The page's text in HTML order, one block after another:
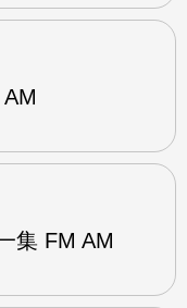
集 FM AM